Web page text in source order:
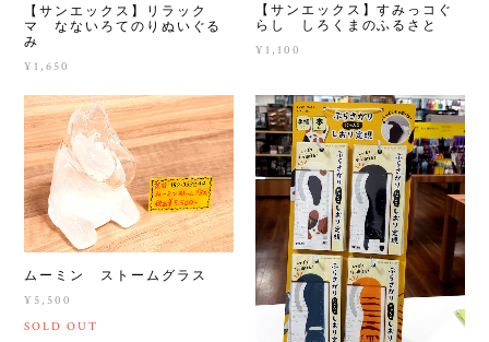
【サンエックス】リラック
マ なないろてのりぬいぐる
み
¥1,650
【サンエックス】すみっコぐ
らし しろくまのふるさと
¥1,100
ムーミン ストームグラス
¥5,500
SOLD OUT